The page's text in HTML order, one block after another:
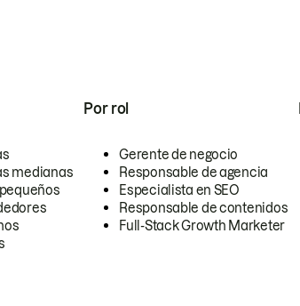
medianas
Por rol
Gerente de negocio
Responsable de agencia
Especialista en SEO
Responsable de contenidos
Full-Stack Growth Marketer